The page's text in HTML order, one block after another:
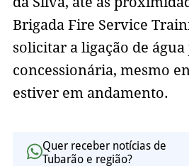
Brigada Fire Service
solicitar a ligação de
concessionária, mesmo
estiver em andamento.
Quer receber notícias de
Tubarão e região?